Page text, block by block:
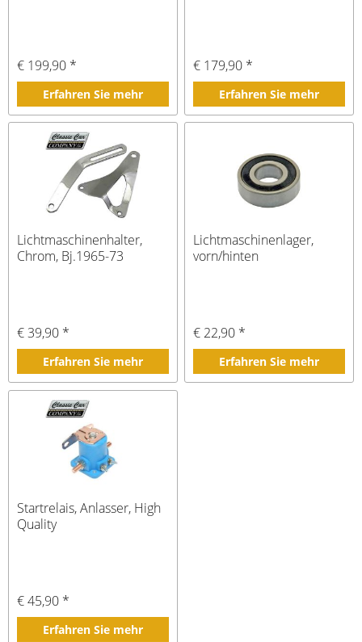
€ 199,90 *
Erfahren Sie mehr
€ 179,90 *
Erfahren Sie mehr
Lichtmaschinenhalter,
Chrom, Bj.1965-73
€ 39,90 *
Erfahren Sie mehr
Lichtmaschinenlager,
vorn/hinten
€ 22,90 *
Erfahren Sie mehr
Startrelais, Anlasser, High
Quality
€ 45,90 *
Erfahren Sie mehr